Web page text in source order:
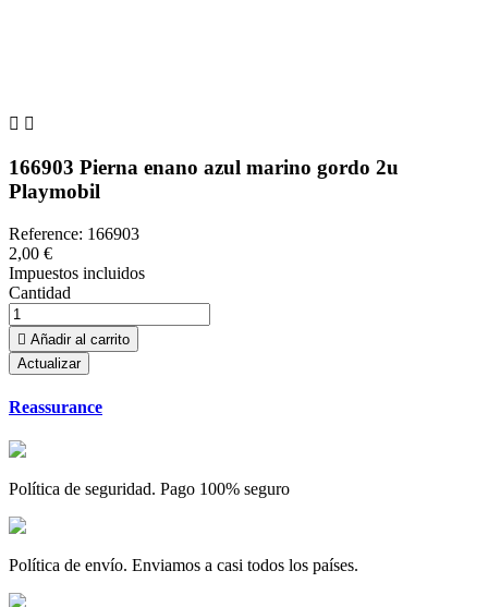
 
166903 Pierna enano azul marino gordo 2u
Playmobil
Reference: 166903
2,00 €
Impuestos incluidos
Cantidad
 Añadir al carrito
Reassurance
Política de seguridad. Pago 100% seguro
Política de envío. Enviamos a casi todos los países.